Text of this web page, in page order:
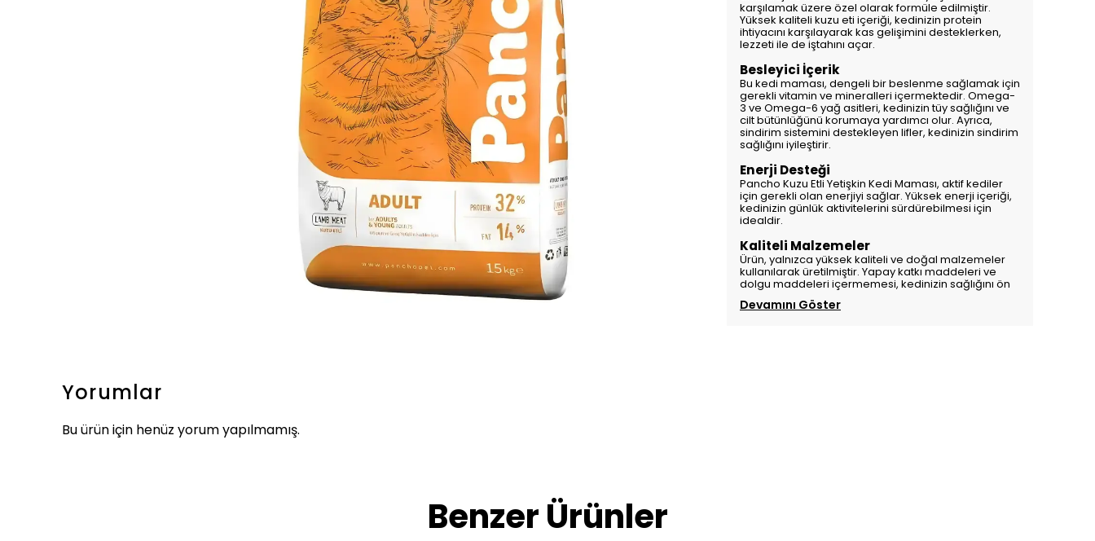
karşılamak üzere özel olarak formüle edilmiştir.
Yüksek kaliteli kuzu eti içeriği, kedinizin protein
ihtiyacını karşılayarak kas gelişimini desteklerken,
lezzeti ile de iştahını açar.
Besleyici İçerik
Bu kedi maması, dengeli bir beslenme sağlamak için
gerekli vitamin ve mineralleri içermektedir. Omega-
3 ve Omega-6 yağ asitleri, kedinizin tüy sağlığını ve
cilt bütünlüğünü korumaya yardımcı olur. Ayrıca,
sindirim sistemini destekleyen lifler, kedinizin sindirim
sağlığını iyileştirir.
Enerji Desteği
Pancho Kuzu Etli Yetişkin Kedi Maması, aktif kediler
için gerekli olan enerjiyi sağlar. Yüksek enerji içeriği,
kedinizin günlük aktivitelerini sürdürebilmesi için
idealdir.
Kaliteli Malzemeler
Ürün, yalnızca yüksek kaliteli ve doğal malzemeler
kullanılarak üretilmiştir. Yapay katkı maddeleri ve
dolgu maddeleri içermemesi, kedinizin sağlığını ön
Devamını Göster
Yorumlar
Bu ürün için henüz yorum yapılmamış.
Benzer Ürünler